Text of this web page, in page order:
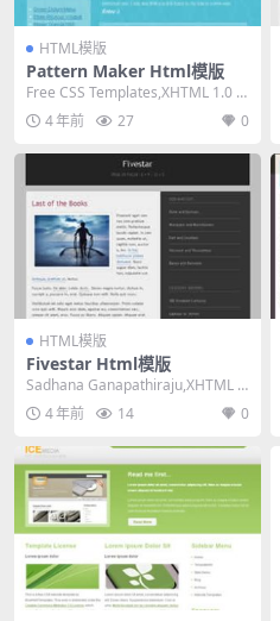
HTML模版
Pattern Maker Html模版
Free CSS Templates,XHTML 1.0 St
rict,Fixe...
4 年前 27 0
HTML模版
Fivestar Html模版
Sadhana Ganapathiraju,XHTML 1.
0 Strict,F...
4 年前 14 0